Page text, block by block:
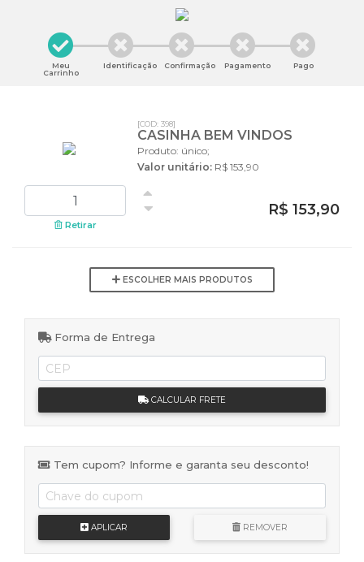
Meu
Carrinho
Identificação Confirmação Pagamento Pago
[COD: 398]
CASINHA BEM VINDOS
Produto: único;
Valor unitário: R$ 153,90
Retirar
R$ 153,90
ESCOLHER MAIS PRODUTOS
Forma de Entrega
CALCULAR FRETE
Tem cupom? Informe e garanta seu desconto!
APLICAR REMOVER